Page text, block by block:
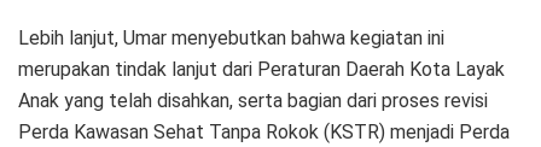
Lebih lanjut, Umar menyebutkan bahwa kegiatan ini
merupakan tindak lanjut dari Peraturan Daerah Kota Layak
Anak yang telah disahkan, serta bagian dari proses revisi
Perda Kawasan Sehat Tanpa Rokok (KSTR) menjadi Perda